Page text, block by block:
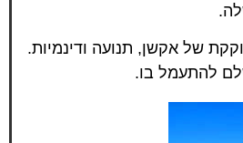
של אקשן, תנועה ודינמיות.
להתעמל בו.